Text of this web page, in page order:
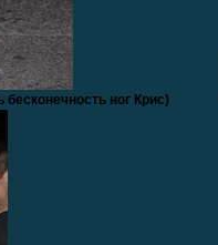
ног Крис)